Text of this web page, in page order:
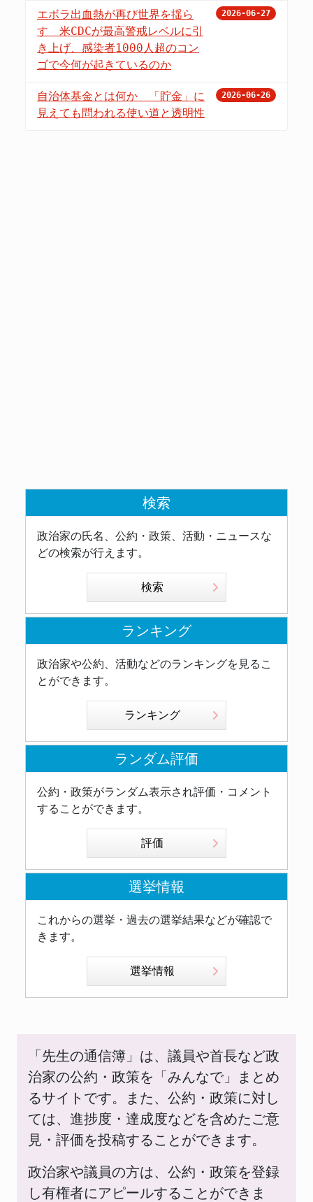
エボラ出血熱が再び世界を揺ら
す 米CDCが最高警戒レベルに引
き上げ、感染者1000人超のコン
ゴで今何が起きているのか
2026-06-27
自治体基金とは何か 「貯金」に
見えても問われる使い道と透明性
2026-06-26
検索
政治家の氏名、公約・政策、活動・ニュースな
どの検索が行えます。
検索
ランキング
政治家や公約、活動などのランキングを見るこ
とができます。
ランキング
ランダム評価
公約・政策がランダム表示され評価・コメント
することができます。
評価
選挙情報
これからの選挙・過去の選挙結果などが確認で
きます。
選挙情報
「先生の通信簿」は、議員や首長など政
治家の公約・政策を「みんなで」まとめ
るサイトです。また、公約・政策に対し
ては、進捗度・達成度などを含めたご意
見・評価を投稿することができます。
政治家や議員の方は、公約・政策を登録
し有権者にアピールすることができま